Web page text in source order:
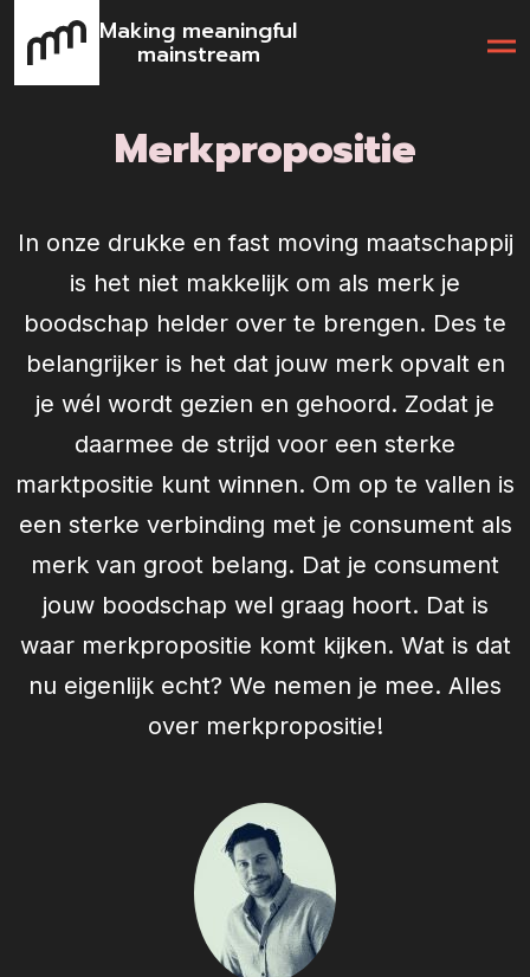
Making meaningful
mainstream
Merkpropositie
In onze drukke en fast moving maatschappij
is het niet makkelijk om als merk je
boodschap helder over te brengen. Des te
belangrijker is het dat jouw merk opvalt en
je wél wordt gezien en gehoord. Zodat je
daarmee de strijd voor een sterke
marktpositie kunt winnen. Om op te vallen is
een sterke verbinding met je consument als
merk van groot belang. Dat je consument
jouw boodschap wel graag hoort. Dat is
waar merkpropositie komt kijken. Wat is dat
nu eigenlijk echt? We nemen je mee. Alles
over merkpropositie!